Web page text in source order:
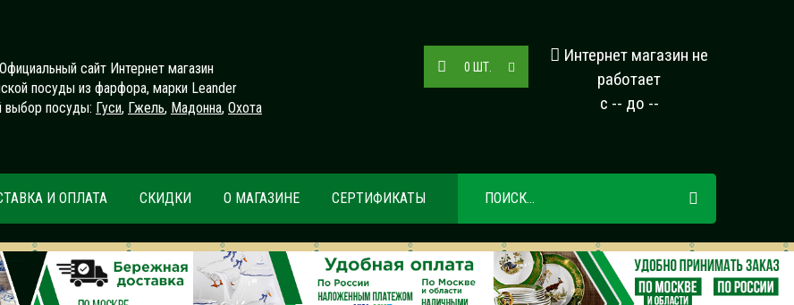
Официальный сайт Интернет магазин
посуды из фарфора, марки Leander
выбор посуды: Гуси, Гжель, Мадонна, Охота
0 ШТ.
Интернет магазин не
работает
с -- до --
И ОПЛАТА СКИДКИ О МАГАЗИНЕ СЕРТИФИКАТЫ